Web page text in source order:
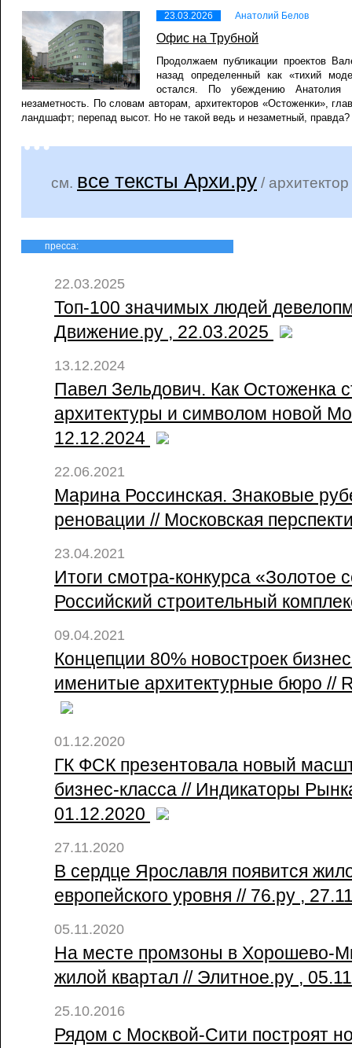
23.03.2026 Анатолий Белов
Офис на Трубной
Продолжаем публикации проектов
назад определенный как «тихий
остался. По убеждению Анатолия
незаметность. По словам авторам, архитекторов «Остоженки»,
ландшафт; перепад высот. Но не такой ведь и незаметный, правда?
см. все тексты Архи.ру /
пресса:
22.03.2025
Топ-100 значимых людей
Движение.ру , 22.03.2025
13.12.2024
Павел Зельдович. Как Остоженка
архитектуры и символом новой
12.12.2024
22.06.2021
Марина Россинская. Знаковые
реновации // Московская
23.04.2021
Итоги смотра-конкурса «Золотое
Российский строительный
09.04.2021
Концепции 80% новостроек
именитые архитектурные бюро //
01.12.2020
ГК ФСК презентовала новый
бизнес-класса // Индикаторы
01.12.2020
27.11.2020
В сердце Ярославля появится
европейского уровня // 76.ру ,
05.11.2020
На месте промзоны в Хорошево-
жилой квартал // Элитное.ру ,
25.10.2016
Рядом с Москвой-Сити построят